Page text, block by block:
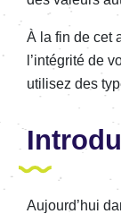
À la fin de cet
l’in­té­grité de
utili­sez des
Aujour­d’hui